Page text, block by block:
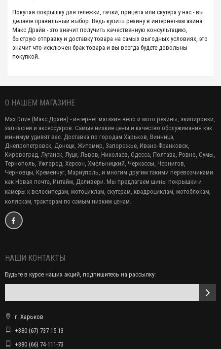
Покупая покрышку для тележки, тачки, прицепа или скутера у нас - вы
делаете правильный выбор. Ведь купить резину в интернет-магазина
Макс Драйв - это значит получить качественную консультацию,
быструю отправку и доставку товара на самых выгодных условиях, это
значит что исключен брак товара и вы всегда будете довольны
покупкой.
О НАШЕМ МАГАЗИНЕ
Max Drive (Макс Драйв) - интернет магазин вело и мото резины, экипировки,
запчастей и аксессуаров. Самые низкие цены и качество обслуживания как
минимум удивят вас. Доставка по городам Харьков, Винница,
Днепропетровск, Донецк, Житомир, Запорожье, Ивано-Франковск,
Кировоград, Луганск, Луцк, Львов, Николаев, Одесса, Полтава, Ровно, Сумы,
Тернополь, Ужгород, Херсон, Хмельницкий, Черкассы, Чернигов,
Черновцы, Кременчуг, Мариуполь, и многим другим такими перевозчиками
как Новая почта, Интайм, Деливери. Мы предлагаем шины покрышки и
камеры к велосипедам, мотоциклам, скутерам, квадроциклам, мотоблокам,
коляскам, тракторам по самым низким ценам.
НАШИ КОНТАКТЫ
Будьте в курсе наших акций, подпишитесь на рассылку:
г. Харьков
+380 (67) 737-15-13
+380 (66) 74-111-73